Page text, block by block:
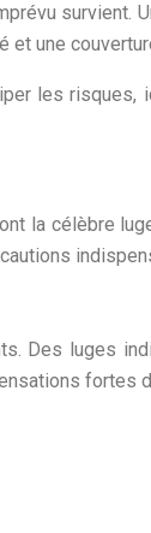
survient.
une
les
la célèbre
Des luges
fortes